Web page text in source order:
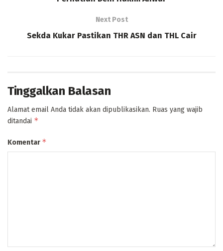
Next Post
Sekda Kukar Pastikan THR ASN dan THL Cair
Tinggalkan Balasan
Alamat email Anda tidak akan dipublikasikan. Ruas yang wajib
ditandai *
Komentar *